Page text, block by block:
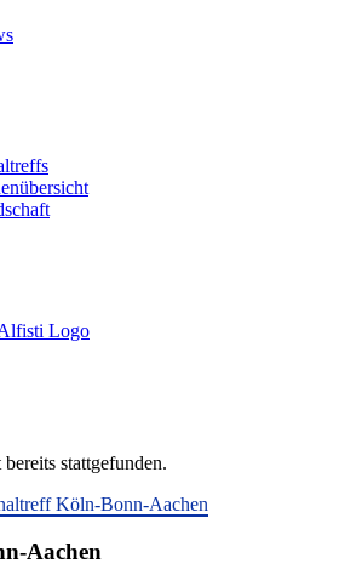
stattgefunden.
Köln-Bonn-Aachen
Aachen